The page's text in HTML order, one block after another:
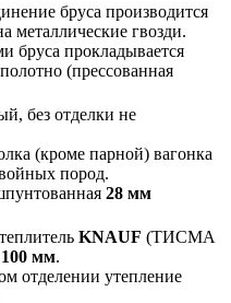
бруса производится
металлические гвозди.
бруса прокладывается
(прессованная
без отделки не
(кроме парной) вагонка
пород.
28 мм
KNAUF (ТИСМА
100 мм.
отделении утепление